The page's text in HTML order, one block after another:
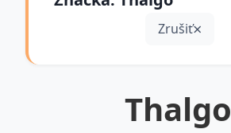
Zrušiť
Thalgo